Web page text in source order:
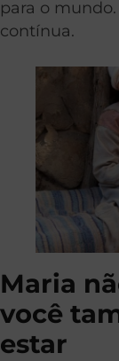
para o
contínua.
Maria
você
estar